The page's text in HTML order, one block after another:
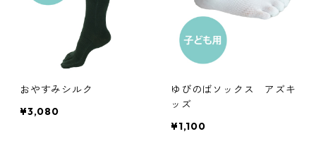
おやすみシルク
¥3,080
ゆびのばソックス アズキ
ッズ
¥1,100